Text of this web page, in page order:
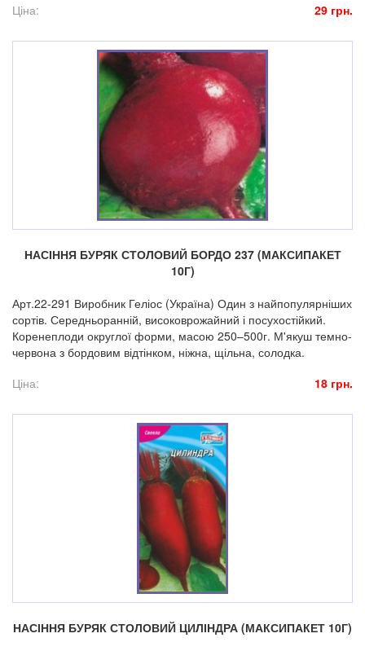
Ціна:
29 грн.
НАСІННЯ БУРЯК СТОЛОВИЙ БОРДО 237 (МАКСИПАКЕТ
10Г)
Арт.22-291 Виробник Геліос (Україна) Один з найпопулярніших
сортів. Середньоранній, високоврожайний і посухостійкий.
Коренеплоди округлої форми, масою 250–500г. М'якуш темно-
червона з бордовим відтінком, ніжна, щільна, солодка.
Ціна:
18 грн.
НАСІННЯ БУРЯК СТОЛОВИЙ ЦИЛІНДРА (МАКСИПАКЕТ 10Г)